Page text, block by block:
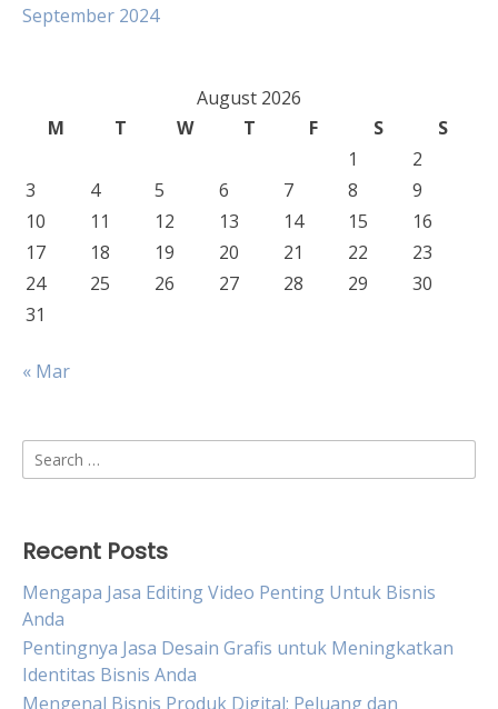
September 2024
August 2026
M
T W T F S
S
1
2
3
4 5 6 7 8
9
10
11 12 13 14 15
16
17
18 19 20 21 22
23
24
25 26 27 28 29
30
31
« Mar
Search
for:
Recent Posts
Mengapa Jasa Editing Video Penting Untuk Bisnis
Anda
Pentingnya Jasa Desain Grafis untuk Meningkatkan
Identitas Bisnis Anda
Mengenal Bisnis Produk Digital: Peluang dan